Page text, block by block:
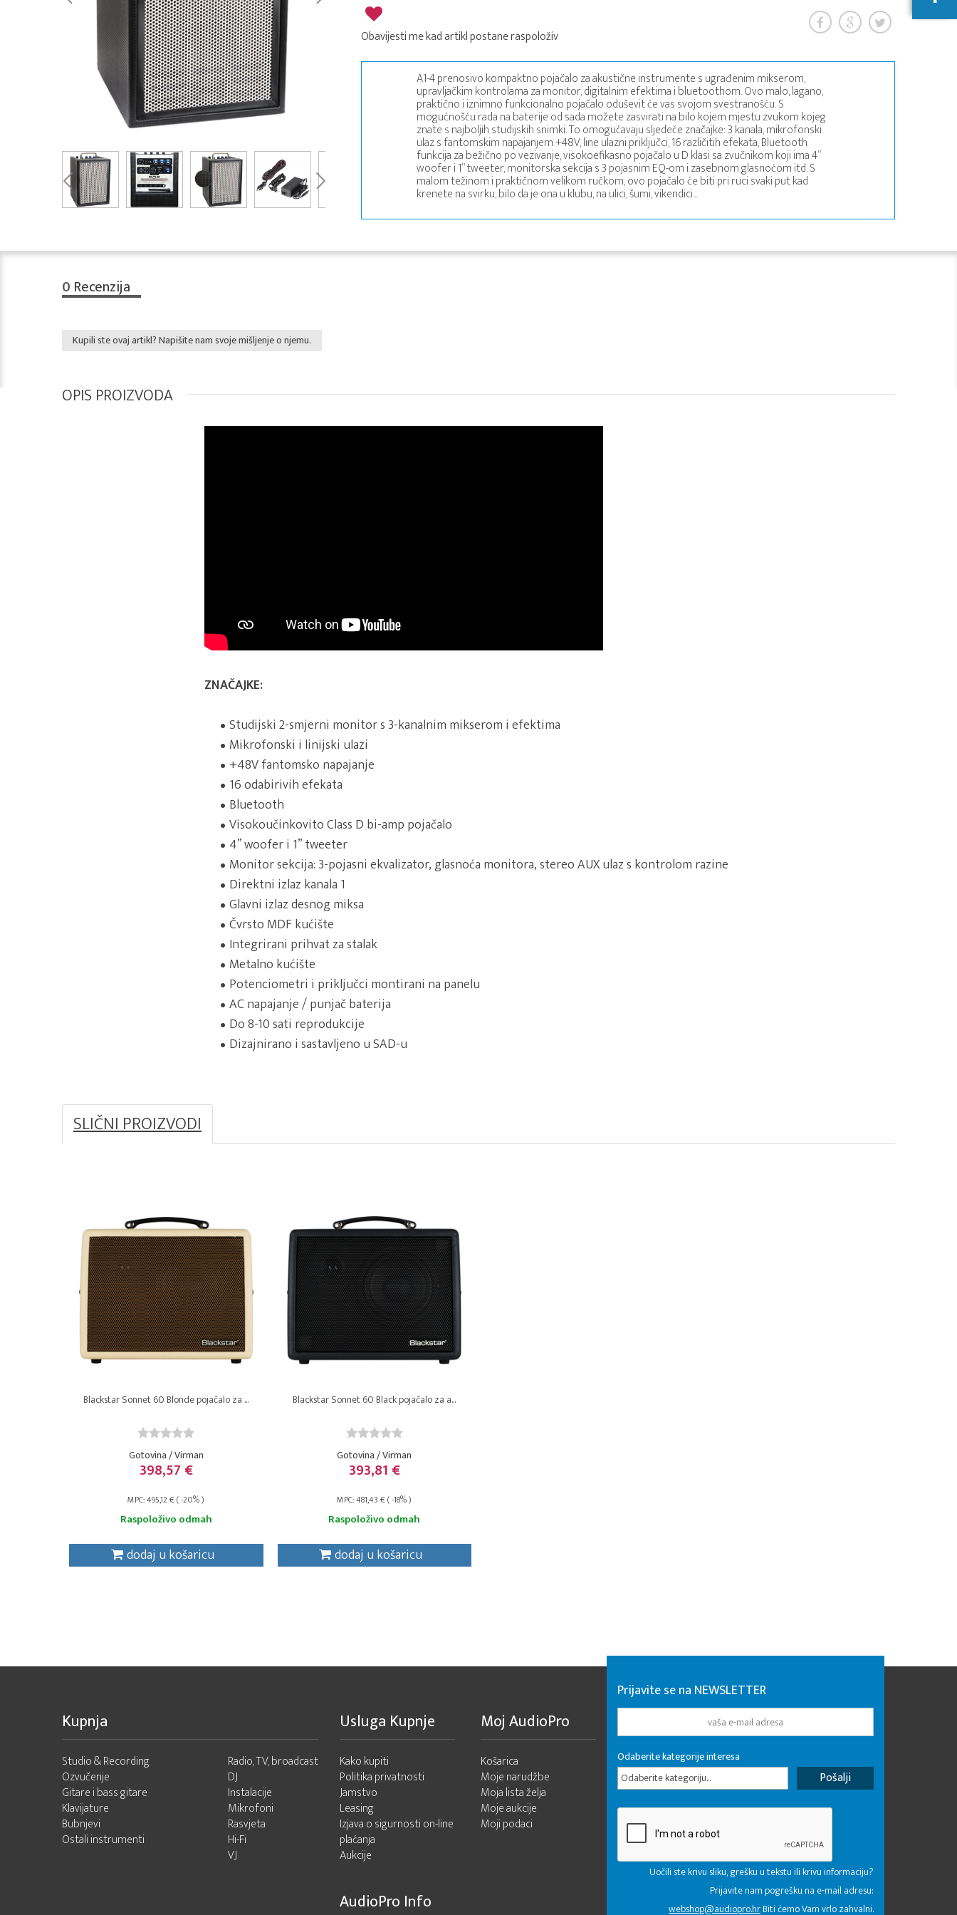
Obavijesti me kad artikl postane raspoloživ
A1-4 prenosivo kompaktno pojačalo za akustične instrumente s ugrađenim mikserom,
upravljačkim kontrolama za monitor, digitalnim efektima i bluetoothom. Ovo malo, lagano,
praktično i iznimno funkcionalno pojačalo oduševit će vas svojom svestranošću. S
mogućnošću rada na baterije od sada možete zasvirati na bilo kojem mjestu zvukom kojeg
znate s najboljih studijskih snimki. To omogućavaju sljedeće značajke: 3 kanala, mikrofonski
ulaz s fantomskim napajanjem +48V, line ulazni priključci, 16 različitih efekata, Bluetooth
funkcija za bežično po vezivanje, visokoefikasno pojačalo u D klasi sa zvučnikom koji ima 4”
woofer i 1” tweeter, monitorska sekcija s 3 pojasnim EQ-om i zasebnom glasnoćom itd. S
malom težinom i praktičnom velikom ručkom, ovo pojačalo će biti pri ruci svaki put kad
krenete na svirku, bilo da je ona u klubu, na ulici, šumi, vikendici...
0 Recenzija
Kupili ste ovaj artikl? Napišite nam svoje mišljenje o njemu.
OPIS PROIZVODA
ZNAČAJKE:
Studijski 2-smjerni monitor s 3-kanalnim mikserom i efektima
Mikrofonski i linijski ulazi
+48V fantomsko napajanje
16 odabirivih efekata
Bluetooth
Visokoučinkovito Class D bi-amp pojačalo
4” woofer i 1” tweeter
Monitor sekcija: 3-pojasni ekvalizator, glasnoća monitora, stereo AUX ulaz s kontrolom razine
Direktni izlaz kanala 1
Glavni izlaz desnog miksa
Čvrsto MDF kućište
Integrirani prihvat za stalak
Metalno kućište
Potenciometri i priključci montirani na panelu
AC napajanje / punjač baterija
Do 8-10 sati reprodukcije
Dizajnirano i sastavljeno u SAD-u
SLIČNI PROIZVODI
Blackstar Sonnet 60 Blonde pojačalo za ...
Gotovina / Virman
398,57 €
MPC: 495,12 € ( -20% )
Raspoloživo odmah
dodaj u košaricu
Blackstar Sonnet 60 Black pojačalo za a...
Gotovina / Virman
393,81 €
MPC: 481,43 € ( -18% )
Raspoloživo odmah
dodaj u košaricu
Kupnja
Studio & Recording
Ozvučenje
Gitare i bass gitare
Klavijature
Bubnjevi
Ostali instrumenti
Radio, TV, broadcast
DJ
Instalacije
Mikrofoni
Rasvjeta
Hi-Fi
VJ
Usluga Kupnje
Kako kupiti
Politika privatnosti
Jamstvo
Leasing
Izjava o sigurnosti on-line
plaćanja
Aukcije
Moj AudioPro
Košarica
Moje narudžbe
Moja lista želja
Moje aukcije
Moji podaci
AudioPro Info
Prijavite se na NEWSLETTER
Odaberite kategorije interesa
Odaberite kategoriju...
Uočili ste krivu sliku, grešku u tekstu ili krivu informaciju?
Prijavite nam pogrešku na e-mail adresu:
webshop@audiopro.hrBiti ćemo Vam vrlo zahvalni.